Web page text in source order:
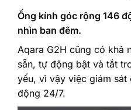
‎Ống kính góc rộng 146
nhìn ban đêm.‎ ‎
‎Aqara G2H cũng có khả
sẵn, tự động bật và tắt
yếu, vì vậy việc giám sát
động 24/7.‎